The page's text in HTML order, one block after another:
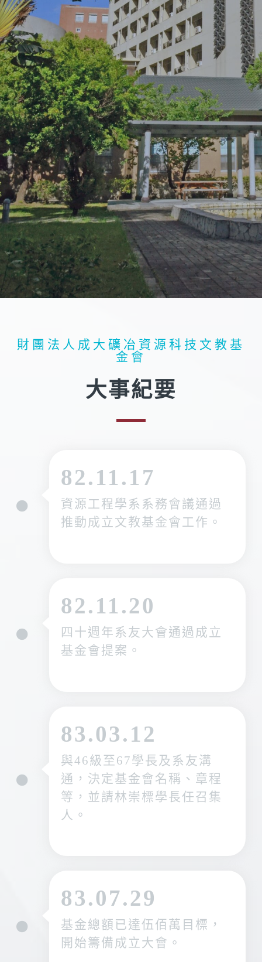
財團法人成大礦冶資源科技文教基
金會
大事紀要
82.11.17
資源工程學系系務會議通過
推動成立文教基金會工作。
82.11.20
四十週年系友大會通過成立
基金會提案。
83.03.12
與46級至67學長及系友溝
通，決定基金會名稱、章程
等，並請林崇標學長任召集
人。
83.07.29
基金總額已達伍佰萬目標，
開始籌備成立大會。